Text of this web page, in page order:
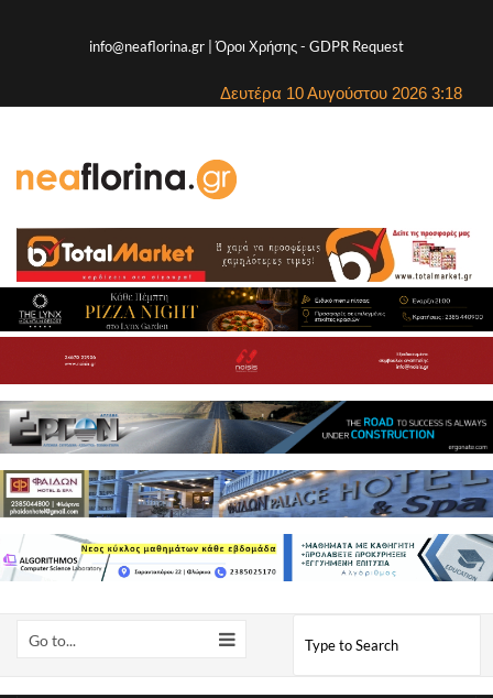
info@neaflorina.gr |Όροι Χρήσης- GDPR Request
Δευτέρα 10 Αυγούστου 2026 3:18
Go to...